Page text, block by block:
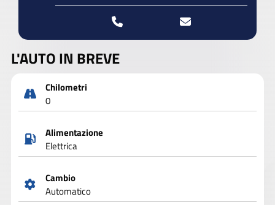
L'AUTO IN BREVE
Chilometri
0
Alimentazione
Elettrica
Cambio
Automatico